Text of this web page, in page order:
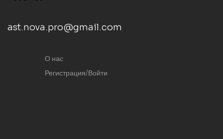
ast.nova.pro@gmail.com
О нас
Регистрация/Войти